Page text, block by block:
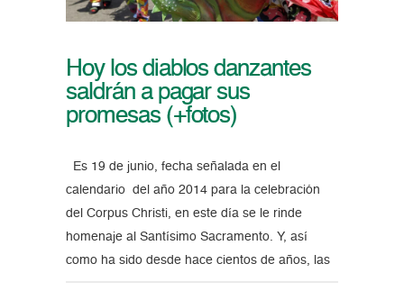
Hoy los diablos danzantes
saldrán a pagar sus
promesas (+fotos)
Es 19 de junio, fecha señalada en el
calendario del año 2014 para la celebración
del Corpus Christi, en este día se le rinde
homenaje al Santísimo Sacramento. Y, así
como ha sido desde hace cientos de años, las